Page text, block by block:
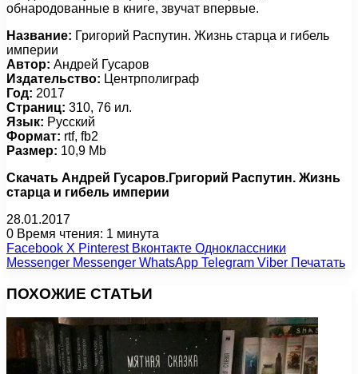
обнародованные в книге, звучат впервые.
Название: Григорий Распутин. Жизнь старца и гибель
империи
Автор: Андрей Гусаров
Издательство: Центрполиграф
Год: 2017
Страниц: 310, 76 ил.
Язык: Русский
Формат: rtf, fb2
Размер: 10,9 Mb
Скачать Андрей Гусаров.Григорий Распутин. Жизнь
старца и гибель империи
28.01.2017
0 Время чтения: 1 минута
Facebook X Pinterest Вконтакте Одноклассники
Messenger Messenger WhatsApp Telegram Viber Печатать
ПОХОЖИЕ СТАТЬИ